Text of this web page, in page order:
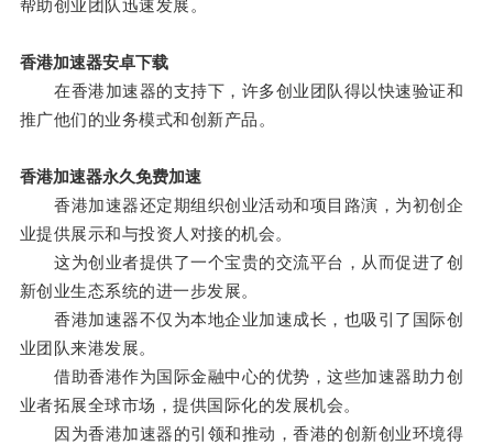
帮助创业团队迅速发展。
香港加速器安卓下载
在香港加速器的支持下，许多创业团队得以快速验证和
推广他们的业务模式和创新产品。
香港加速器永久免费加速
香港加速器还定期组织创业活动和项目路演，为初创企
业提供展示和与投资人对接的机会。
这为创业者提供了一个宝贵的交流平台，从而促进了创
新创业生态系统的进一步发展。
香港加速器不仅为本地企业加速成长，也吸引了国际创
业团队来港发展。
借助香港作为国际金融中心的优势，这些加速器助力创
业者拓展全球市场，提供国际化的发展机会。
因为香港加速器的引领和推动，香港的创新创业环境得